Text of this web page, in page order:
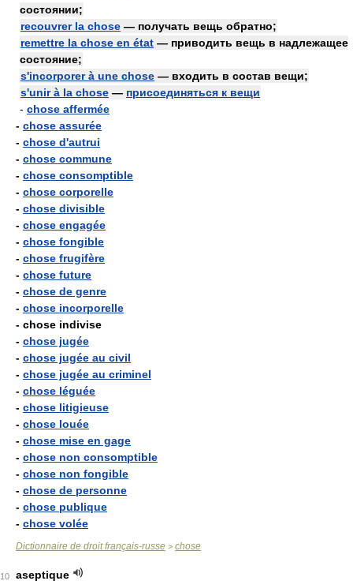
состоянии;
recouvrer la chose — получать вещь обратно;
remettre la chose en état — приводить вещь в надлежащее
состояние;
s'incorporer à une chose — входить в состав вещи;
s'unir à la chose — присоединяться к вещи
- chose affermée
- chose assurée
- chose d'autrui
- chose commune
- chose consomptible
- chose corporelle
- chose divisible
- chose engagée
- chose fongible
- chose frugifère
- chose future
- chose de genre
- chose incorporelle
- chose indivise
- chose jugée
- chose jugée au civil
- chose jugée au criminel
- chose léguée
- chose litigieuse
- chose louée
- chose mise en gage
- chose non consomptible
- chose non fongible
- chose de personne
- chose publique
- chose volée
Dictionnaire de droit français-russe > chose
10 aseptique